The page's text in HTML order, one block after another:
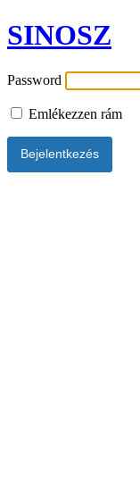
SINOSZ
Password
Emlékezzen rám